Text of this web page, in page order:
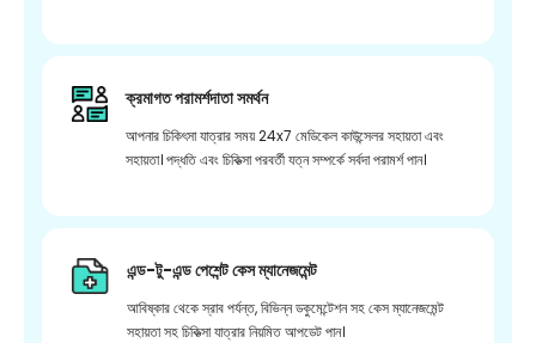
ক্রমাগত পরামর্শদাতা সমর্থন
আপনার চিকিৎসা যাত্রার সময় 24x7 মেডিকেল কাউন্সেলর সহায়তা এবং
সহায়তা। পদ্ধতি এবং চিকিত্সা পরবর্তী যত্ন সম্পর্কে সর্বদা পরামর্শ পান।
এন্ড-টু-এন্ড পেশেন্ট কেস ম্যানেজমেন্ট
আবিষ্কার থেকে স্রাব পর্যন্ত, বিভিন্ন ডকুমেন্টেশন সহ কেস ম্যানেজমেন্ট
সহায়তা সহ চিকিত্সা যাত্রার নিয়মিত আপডেট পান।